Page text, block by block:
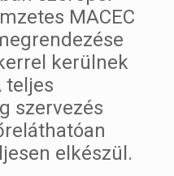
MACEC
kerülnek
teljes
szervezés
elkészül.